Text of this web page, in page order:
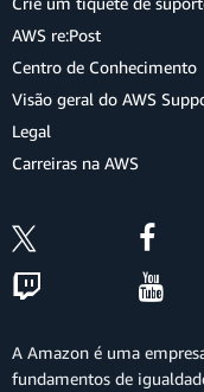
AWS re:Post
Centro de Conhecimento
Visão geral do AWS
Legal
Carreiras na AWS
A Amazon é uma
fundamentos de